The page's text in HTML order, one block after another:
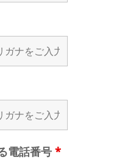
電話番号 *